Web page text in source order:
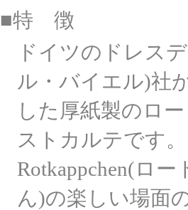
■特 徴
ドイツのドレス
ル・バイエル)社
した厚紙製のロ
ストカルテです
Rotkappchen(ロ
ん)の楽しい場面